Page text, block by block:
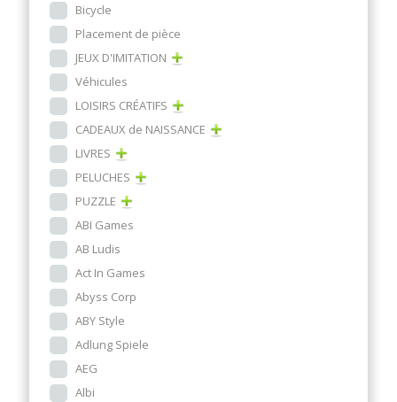
Bicycle
Placement de pièce
JEUX D'IMITATION
Véhicules
LOISIRS CRÉATIFS
CADEAUX de NAISSANCE
LIVRES
PELUCHES
PUZZLE
ABI Games
AB Ludis
Act In Games
Abyss Corp
ABY Style
Adlung Spiele
AEG
Albi